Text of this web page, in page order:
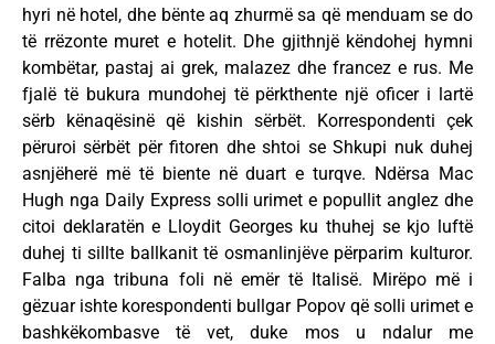
hyri në hotel, dhe bënte aq zhurmë sa që menduam se do
të rrëzonte muret e hotelit. Dhe gjithnjë këndohej hymni
kombëtar, pastaj ai grek, malazez dhe francez e rus. Me
fjalë të bukura mundohej të përkthente një oficer i lartë
sërb kënaqësinë që kishin sërbët. Korrespondenti çek
përuroi sërbët për fitoren dhe shtoi se Shkupi nuk duhej
asnjëherë më të biente në duart e turqve. Ndërsa Mac
Hugh nga Daily Express solli urimet e popullit anglez dhe
citoi deklaratën e Lloydit Georges ku thuhej se kjo luftë
duhej ti sillte ballkanit të osmanlinjëve përparim kulturor.
Falba nga tribuna foli në emër të Italisë. Mirëpo më i
gëzuar ishte korespondenti bullgar Popov që solli urimet e
bashkëkombasve të vet, duke mos u ndalur me